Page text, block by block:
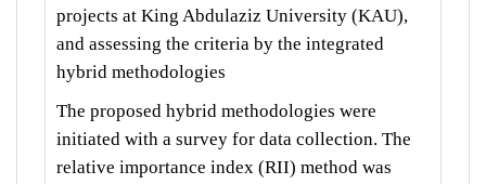
projects at King Abdulaziz University (KAU),
and assessing the criteria by the integrated
hybrid methodologies
The proposed hybrid methodologies were
initiated with a survey for data collection. The
relative importance index (RII) method was